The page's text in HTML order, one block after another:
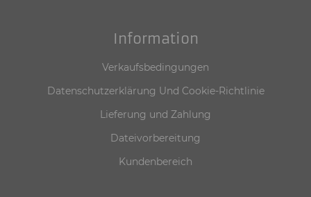
Information
Verkaufsbedingungen
Datenschutzerklärung Und Cookie-Richtlinie
Lieferung und Zahlung
Dateivorbereitung
Kundenbereich